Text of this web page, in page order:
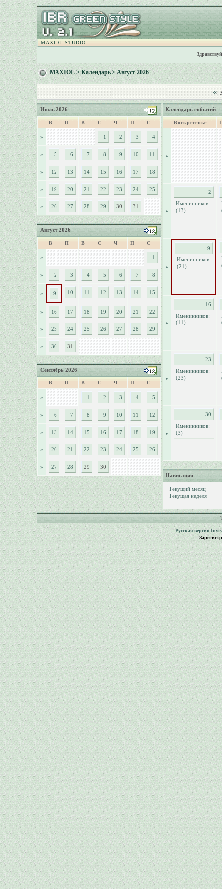
MAXIOL STUDIO
MAXIOL>Календарь> Август 2026
«
Июль 2026
В П В С Ч П С
» 1 2 3 4
» 5 6 7 8 9 10 11
» 12 13 14 15 16 17 18
» 19 20 21 22 23 24 25
» 26 27 28 29 30 31
Август 2026
В П В С Ч П С
» 1
» 2 3 4 5 6 7 8
» 9 10 11 12 13 14 15
» 16 17 18 19 20 21 22
» 23 24 25 26 27 28 29
» 30 31
Сентябрь 2026
В П В С Ч П С
» 1 2 3 4 5
» 6 7 8 9 10 11 12
» 13 14 15 16 17 18 19
» 20 21 22 23 24 25 26
» 27 28 29 30
Календарь событий
Воскресенье
»
»
2
Именинников:
(13)
»
9
Именинников:
(21)
»
16
Именинников:
(11)
»
23
Именинников:
(23)
»
30
Именинников:
(3)
Навигация
· Текущий месяц
· Текущая неделя
Русская версия